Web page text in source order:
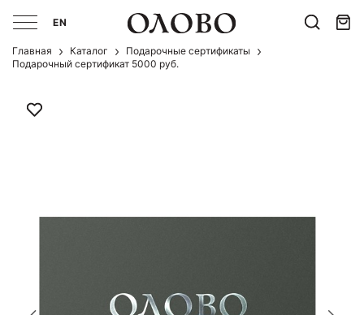
EN
Главная Каталог
Подарочные сертификаты
Подарочный сертификат 5000 руб.